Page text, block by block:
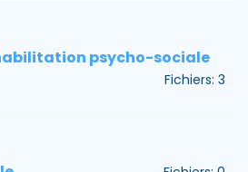
psycho-sociale
Fichiers: 3